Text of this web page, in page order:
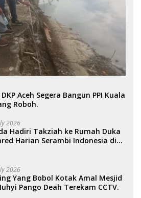
Aceh Segera Bangun PPI Kuala
Roboh.
2026
Hadiri Takziah ke Rumah Duka
Harian Serambi Indonesia di
2026
Yang Bobol Kotak Amal Mesjid
Pango Deah Terekam CCTV.